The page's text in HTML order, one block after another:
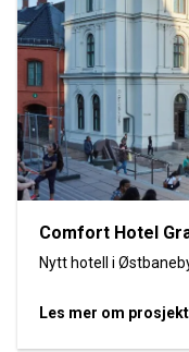
Comfort Hotel
Nytt hotell i
Les mer om